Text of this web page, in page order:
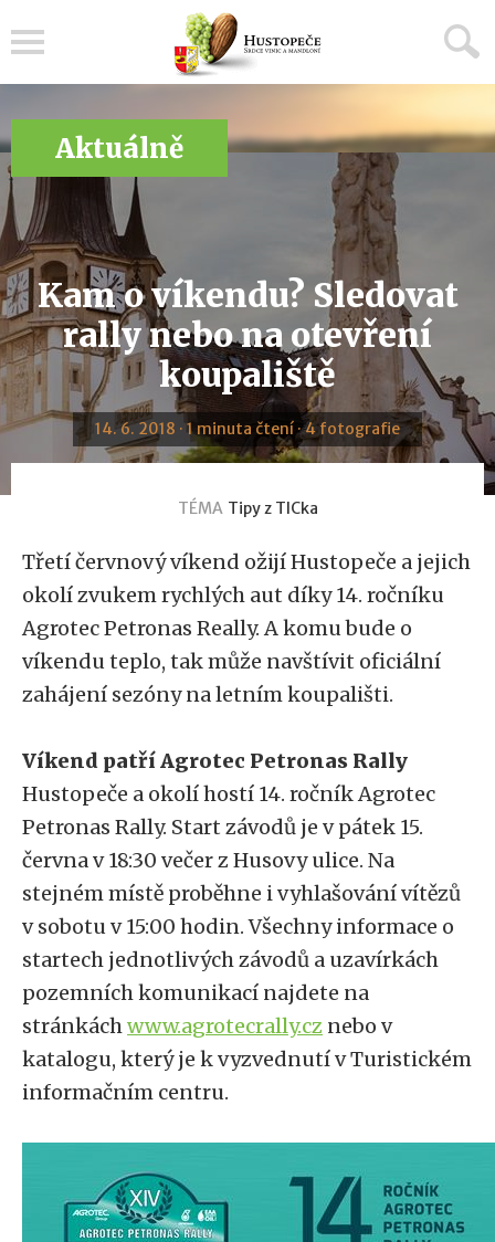
Aktuálně
Kam o víkendu? Sledovat
rally nebo na otevření
koupaliště
14. 6. 2018 · 1 minuta čtení · 4 fotografie
TÉMA Tipy z TICka
Třetí červnový víkend ožijí Hustopeče a jejich
okolí zvukem rychlých aut díky 14. ročníku
Agrotec Petronas Really. A komu bude o
víkendu teplo, tak může navštívit oficiální
zahájení sezóny na letním koupališti.
Víkend patří Agrotec Petronas Rally
Hustopeče a okolí hostí 14. ročník Agrotec
Petronas Rally. Start závodů je v pátek 15.
června v 18:30 večer z Husovy ulice. Na
stejném místě proběhne i vyhlašování vítězů
v sobotu v 15:00 hodin. Všechny informace o
startech jednotlivých závodů a uzavírkách
pozemních komunikací najdete na
stránkáchwww.agrotecrally.cz nebo v
katalogu, který je k vyzvednutí v Turistickém
informačním centru.